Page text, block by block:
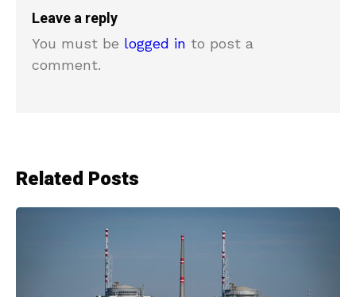
Leave a reply
You must be logged in to post a
comment.
Related Posts